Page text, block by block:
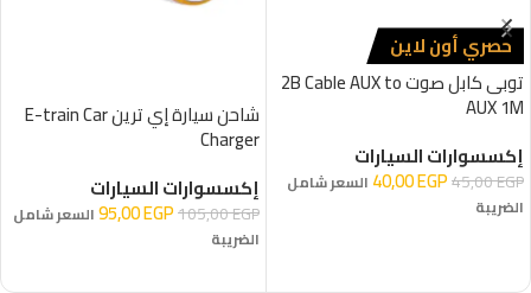
حصري أون لاين
توبى كابل صوت 2B Cable AUX to
AUX 1M
إكسسوارات السيارات
45,00EGP
40,00EGP
السعر شامل
الضريبة
شاحن سيارة إي ترين E-train Car
Charger
إكسسوارات السيارات
105,00EGP
95,00EGP
السعر شامل
الضريبة